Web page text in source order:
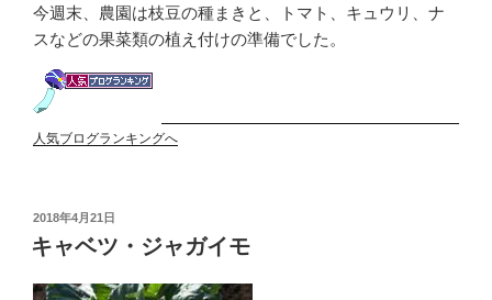
今週末、農園は枝豆の種まきと、トマト、キュウリ、ナ
スなどの果菜類の植え付けの準備でした。
人気ブログランキングへ
投
稿
日:
2018年4月21日
キャベツ・ジャガイモ